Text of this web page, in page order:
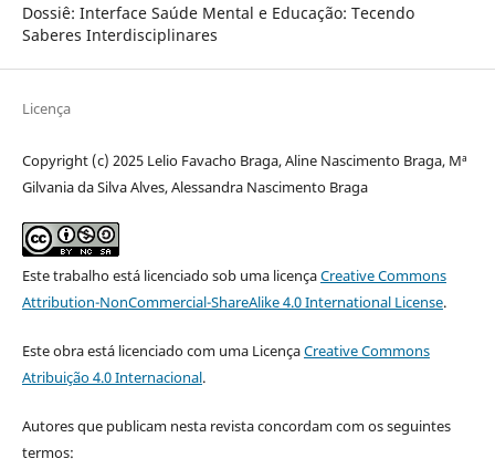
Dossiê: Interface Saúde Mental e Educação: Tecendo
Saberes Interdisciplinares
Licença
Copyright (c) 2025 Lelio Favacho Braga, Aline Nascimento Braga, Mª
Gilvania da Silva Alves, Alessandra Nascimento Braga
Este trabalho está licenciado sob uma licençaCreative Commons
Attribution-NonCommercial-ShareAlike 4.0 International License.
Este obra está licenciado com uma LicençaCreative Commons
Atribuição 4.0 Internacional.
Autores que publicam nesta revista concordam com os seguintes
termos: